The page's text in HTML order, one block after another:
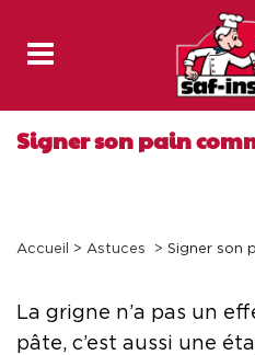
Signer son pain
Accueil > Astuces > Signer son
La grigne n’a pas un
pâte, c’est aussi une